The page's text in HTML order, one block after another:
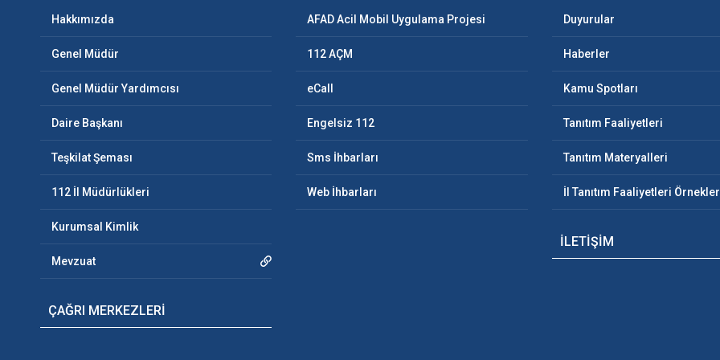
Hakkımızda
Genel Müdür
Genel Müdür Yardımcısı
Daire Başkanı
Teşkilat Şeması
112 İl Müdürlükleri
Kurumsal Kimlik
Mevzuat
ÇAĞRI MERKEZLERİ
AFAD Acil Mobil Uygulama Projesi
112 AÇM
eCall
Engelsiz 112
Sms İhbarları
Web İhbarları
Duyurular
Haberler
Kamu Spotları
Tanıtım Faaliyetleri
Tanıtım Materyalleri
İl Tanıtım Faaliyetleri
İLETİŞİM